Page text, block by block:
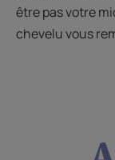
être pas votre
chevelu vous